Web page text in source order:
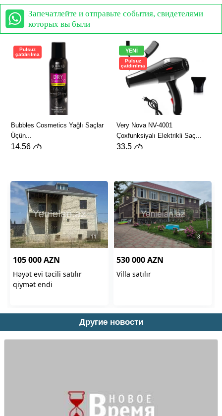
Запечатлейте и отправьте события, свидетелями
которых вы были
Другие новости